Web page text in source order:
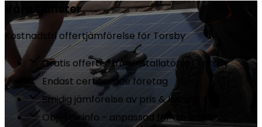
Våra tjänster
Kostnadsfri offertjämförelse för Torsby
Gratis offerter från installatörer i Torsby
Endast certifierade företag
Smidig jämförelse av pris & lösning
Objektiv info - anpassad för din adress